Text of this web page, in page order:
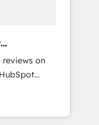
and
6
in dozens
one of
on
the team
five